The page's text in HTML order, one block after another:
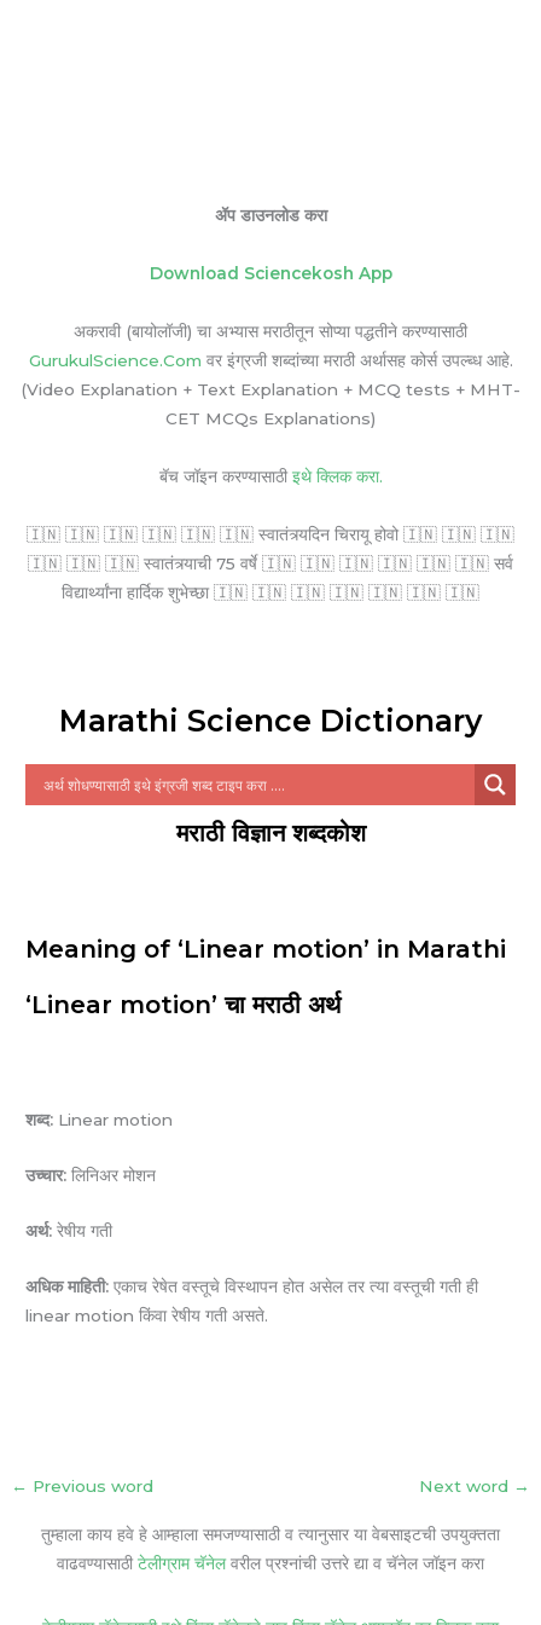
ॲप डाउनलोड करा
Download Sciencekosh App
अकरावी (बायोलॉजी) चा अभ्यास मराठीतून सोप्या पद्धतीने करण्यासाठी
GurukulScience.Com वर इंग्रजी शब्दांच्या मराठी अर्थासह कोर्स उपल्ब्ध आहे.
(Video Explanation + Text Explanation + MCQ tests + MHT-
CET MCQs Explanations)
बॅच जॉइन करण्यासाठी इथे क्लिक करा.
🇮🇳 🇮🇳 🇮🇳 🇮🇳 🇮🇳 🇮🇳 स्वातंत्र्यदिन चिरायू होवो 🇮🇳 🇮🇳 🇮🇳
🇮🇳 🇮🇳 🇮🇳 स्वातंत्र्याची 75 वर्षे 🇮🇳 🇮🇳 🇮🇳 🇮🇳 🇮🇳 🇮🇳 सर्व
विद्यार्थ्यांना हार्दिक शुभेच्छा 🇮🇳 🇮🇳 🇮🇳 🇮🇳 🇮🇳 🇮🇳 🇮🇳
Marathi Science Dictionary
मराठी विज्ञान शब्दकोश
Meaning of ‘Linear motion’ in Marathi
‘Linear motion’ चा मराठी अर्थ
शब्द: Linear motion
उच्चार: लिनिअर मोशन
अर्थ: रेषीय गती
अधिक माहिती: एकाच रेषेत वस्तूचे विस्थापन होत असेल तर त्या वस्तूची गती ही
linear motion किंवा रेषीय गती असते.
← Previous word Next word →
तुम्हाला काय हवे हे आम्हाला समजण्यासाठी व त्यानुसार या वेबसाइटची उपयुक्तता
वाढवण्यासाठी टेलीग्राम चॅनेलवरील प्रश्नांची उत्तरे द्या व चॅनेल जॉइन करा